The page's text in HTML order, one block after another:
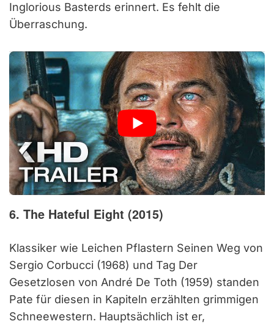
Inglorious Basterds erinnert. Es fehlt die
Überraschung.
6. The Hateful Eight (2015)
Klassiker wie Leichen Pflastern Seinen Weg von
Sergio Corbucci (1968) und Tag Der
Gesetzlosen von André De Toth (1959) standen
Pate für diesen in Kapiteln erzählten grimmigen
Schneewestern. Hauptsächlich ist er,